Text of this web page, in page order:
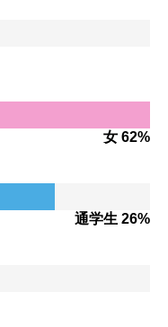
女 62%
通学生 26%